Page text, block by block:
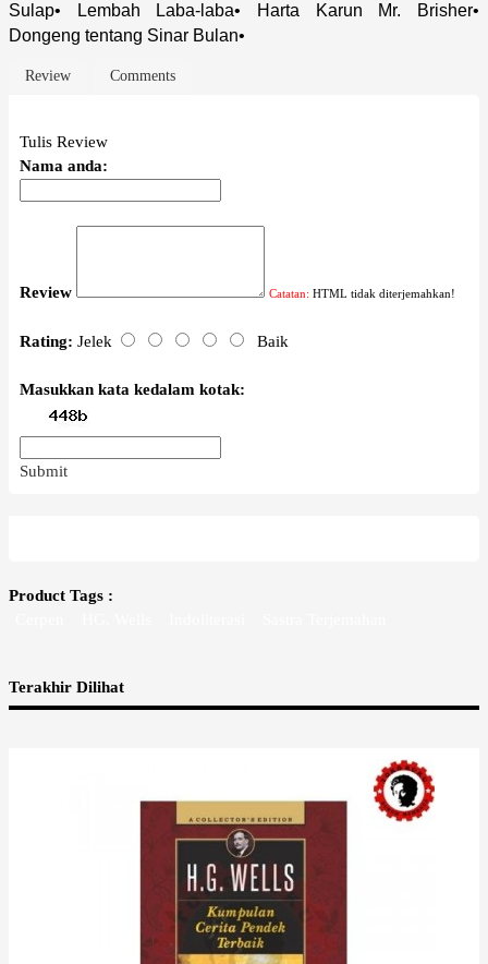
Sulap• Lembah Laba-laba• Harta Karun Mr. Brisher•
Dongeng tentang Sinar Bulan•
Review Comments
Tulis Review
Nama anda:
Review Catatan: HTML tidak diterjemahkan!
Rating: Jelek Baik
Masukkan kata kedalam kotak:
Submit
Product Tags :
Terakhir Dilihat